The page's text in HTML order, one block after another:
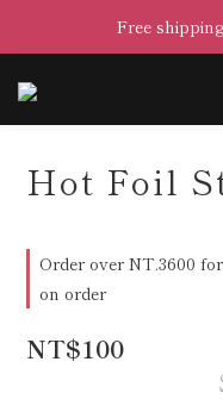
Free
Hot Foil
Order over NT.3600
on order
NT$100